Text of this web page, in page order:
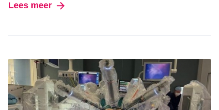
Lees meer over Europese primeur voor